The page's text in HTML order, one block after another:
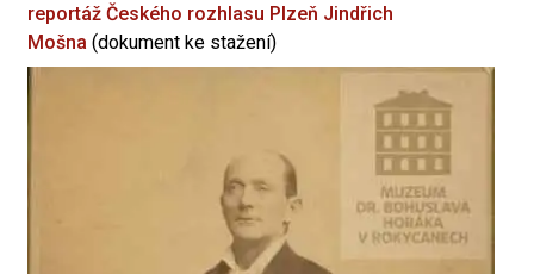
reportáž Českého rozhlasu Plzeň Jindřich
Mošna (dokument ke stažení)